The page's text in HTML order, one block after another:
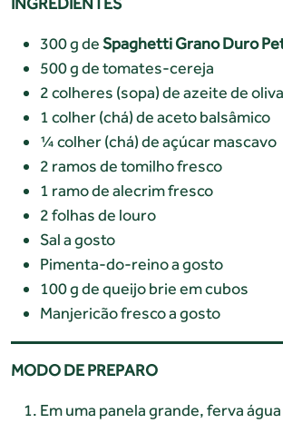
300 g deSpaghetti Grano Duro
500 g de tomates-cereja
2 colheres (sopa) de azeite de oliva
1 colher (chá) de aceto balsâmico
¼ colher (chá) de açúcar mascavo
2 ramos de tomilho fresco
1 ramo de alecrim fresco
2 folhas de louro
Sal a gosto
Pimenta-do-reino a gosto
100 g de queijo brie em cubos
Manjericão fresco a gosto
MODO DE PREPARO
Em uma panela grande, ferva